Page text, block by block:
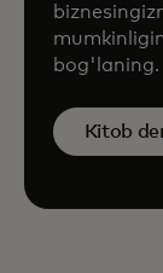
bog'laning.
Kitob